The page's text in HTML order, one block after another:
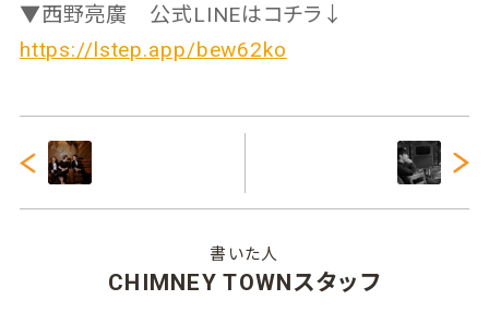
▼西野亮廣 公式LINEはコチラ↓
https://lstep.app/bew62ko
書いた人
CHIMNEY TOWNスタッフ